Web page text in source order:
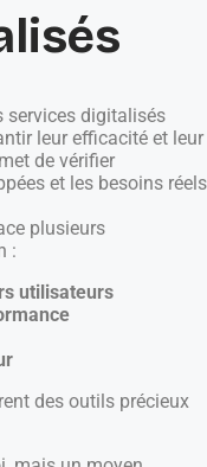
services digitalisés
leur efficacité et leur
de vérifier
et les besoins réels
plusieurs
:
utilisateurs
des outils précieux